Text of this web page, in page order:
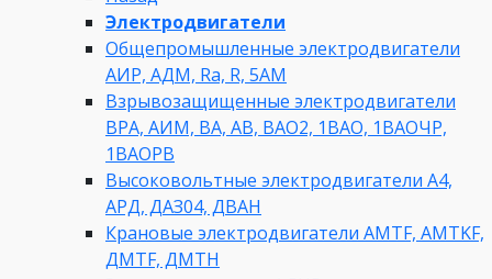
Электродвигатели
Общепромышленные электродвигатели
АИР, АДМ, Ra, R, 5AM
Взрывозащищенные электродвигатели
ВРА, АИМ, ВА, АВ, ВАO2, 1ВАО, 1ВАОЧР,
1ВАОРВ
Высоковольтные электродвигатели A4,
АРД, ДАЗ04, ДВАН
Крановые электродвигатели AMTF, AMTKF,
ДMTF, ДМТН